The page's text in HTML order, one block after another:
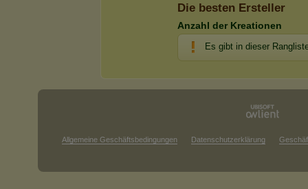
Die besten Ersteller
Anzahl der Kreationen
Es gibt in dieser
Allgemeine Geschäftsbedingungen Datenschutzerklärung